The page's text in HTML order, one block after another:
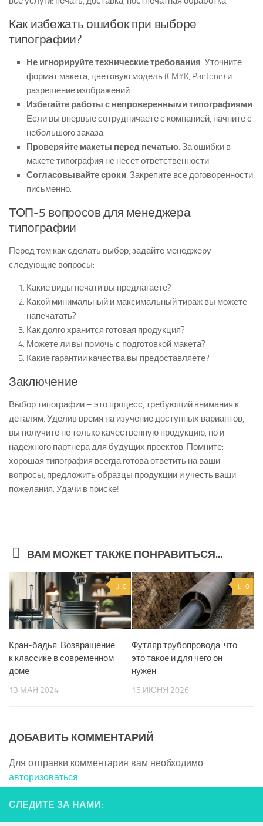
Как избежать ошибок при выборе
типографии?
Не игнорируйте технические требования. Уточните
формат макета, цветовую модель (CMYK, Pantone) и
разрешение изображений.
Избегайте работы с непроверенными типографиями.
Если вы впервые сотрудничаете с компанией, начните с
небольшого заказа.
Проверяйте макеты перед печатью. За ошибки в
макете типография не несет ответственности.
Согласовывайте сроки. Закрепите все договоренности
письменно.
ТОП-5 вопросов для менеджера
типографии
Перед тем как сделать выбор, задайте менеджеру
следующие вопросы:
Какие виды печати вы предлагаете?
Какой минимальный и максимальный тираж вы можете
напечатать?
Как долго хранится готовая продукция?
Можете ли вы помочь с подготовкой макета?
Какие гарантии качества вы предоставляете?
Заключение
Выбор типографии – это процесс, требующий внимания к
деталям. Уделив время на изучение доступных вариантов,
вы получите не только качественную продукцию, но и
надежного партнера для будущих проектов. Помните:
хорошая типография всегда готова ответить на ваши
вопросы, предложить образцы продукции и учесть ваши
пожелания. Удачи в поиске!
ВАМ МОЖЕТ ТАКЖЕ ПОНРАВИТЬСЯ...
0
Кран-бадья: Возвращение
к классике в современном
доме
13 МАЯ 2024
0
Футляр трубопровода: что
это такое и для чего он
нужен
15 ИЮНЯ 2026
ДОБАВИТЬ КОММЕНТАРИЙ
Для отправки комментария вам необходимо
авторизоваться.
СЛЕДИТЕ ЗА НАМИ: